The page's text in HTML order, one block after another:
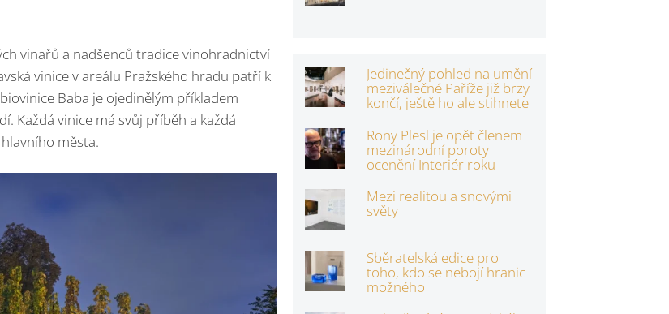
vinařů a nadšenců tradice vinohradnictví
vinice v areálu Pražského hradu patří k
Baba je ojedinělým příkladem
Každá vinice má svůj příběh a každá
města.
Jedinečný pohled na umění
meziválečné Paříže již brzy
končí, ještě ho ale stihnete
Rony Plesl je opět členem
mezinárodní poroty
ocenění Interiér roku
Mezi realitou a snovými
světy
Sběratelská edice pro
toho, kdo se nebojí hranic
možného